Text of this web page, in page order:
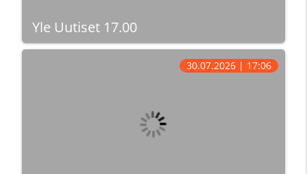
Yle Uutiset 17.00
30.07.2026 | 17:06